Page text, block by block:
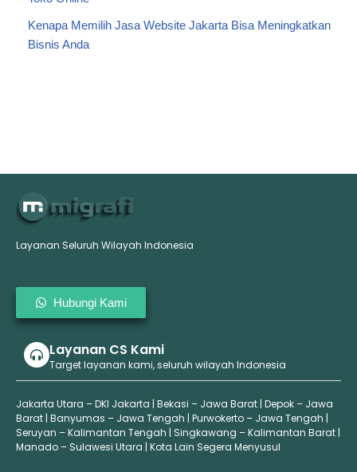
Kenapa Memilih Jasa Website Jakarta Bisa Meningkatkan
Bisnis Anda
Layanan Seluruh Wilayah Indonesia
Hubungi Kami
Layanan CS Kami
Target layanan kami, seluruh wilayah Indonesia
Jakarta Utara – DKI Jakarta | Bekasi – Jawa Barat | Depok – Jawa
Barat | Banyumas – Jawa Tengah | Purwokerto – Jawa Tengah |
Seruyan – Kalimantan Tengah | Singkawang – Kalimantan Barat |
Manado – Sulawesi Utara | Kota Lain Segera Menyusul